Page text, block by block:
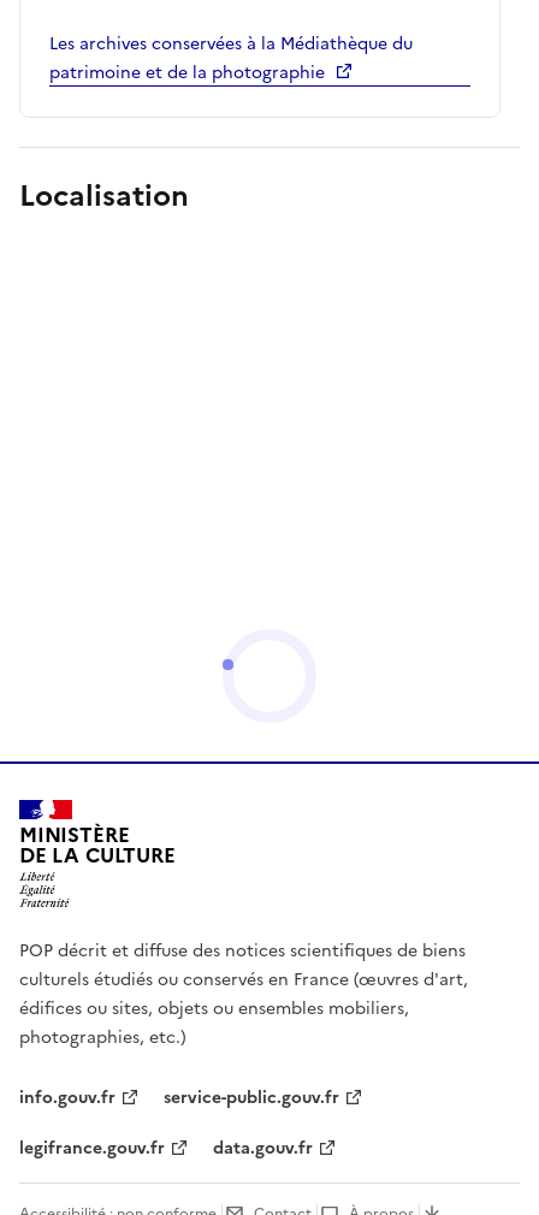
Les archives conservées à la Médiathèque du
patrimoine et de la photographie
Localisation
MINISTÈRE
DE LA CULTURE
POP décrit et diffuse des notices scientifiques de biens
culturels étudiés ou conservés en France (œuvres d'art,
édifices ou sites, objets ou ensembles mobiliers,
photographies, etc.)
info.gouv.fr
service-public.gouv.fr
legifrance.gouv.fr
data.gouv.fr